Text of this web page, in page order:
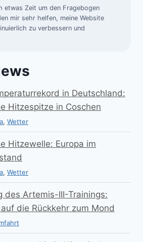
etwas Zeit um den Fragebogen
mir sehr helfen, meine Website
zu verbessern und
in Deutschland:
Hitzespitze in Coschen
, Wetter
Hitzewelle: Europa im
, Wetter
des Artemis-III-Trainings:
die Rückkehr zum Mond